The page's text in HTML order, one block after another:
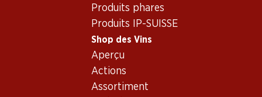
Produits phares
Produits IP-SUISSE
Shop des Vins
Aperçu
Actions
Assortiment
Recto Verso